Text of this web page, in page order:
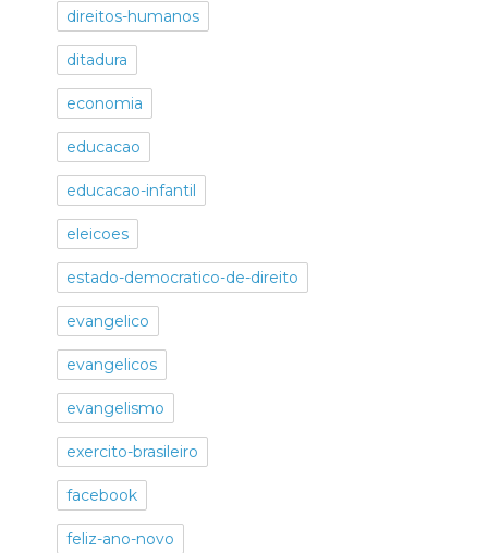
direitos-humanos
ditadura
economia
educacao
educacao-infantil
eleicoes
estado-democratico-de-direito
evangelico
evangelicos
evangelismo
exercito-brasileiro
facebook
feliz-ano-novo